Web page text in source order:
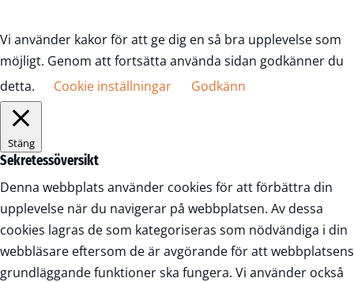
Vi använder kakor för att ge dig en så bra upplevelse som
möjligt. Genom att fortsätta använda sidan godkänner du
detta.
Cookie inställningar Godkänn
Stäng
Sekretessöversikt
Denna webbplats använder cookies för att förbättra din
upplevelse när du navigerar på webbplatsen. Av dessa
cookies lagras de som kategoriseras som nödvändiga i din
webbläsare eftersom de är avgörande för att webbplatsens
grundläggande funktioner ska fungera. Vi använder också